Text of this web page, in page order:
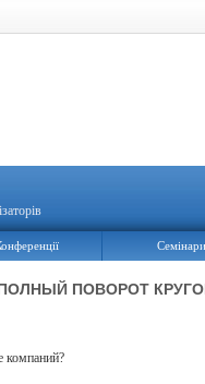
Семінари
ПОВОРОТ
компаний?